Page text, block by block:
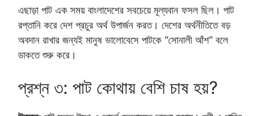
এছাড়া পাট এক সময় বাংলাদেশের সবচেয়ে মূল্যবান ফসল ছিল। পাট
রপ্তানি করে দেশ প্রচুর অর্থ উপার্জন করত। দেশের অর্থনীতিতে বড়
অবদান রাখার জন্যই মানুষ ভালোবেসে পাটকে “সোনালী আঁশ” বলে
ডাকতে শুরু করে।
প্রশ্ন ৩: পাট কোথায় বেশি চাষ হয়?